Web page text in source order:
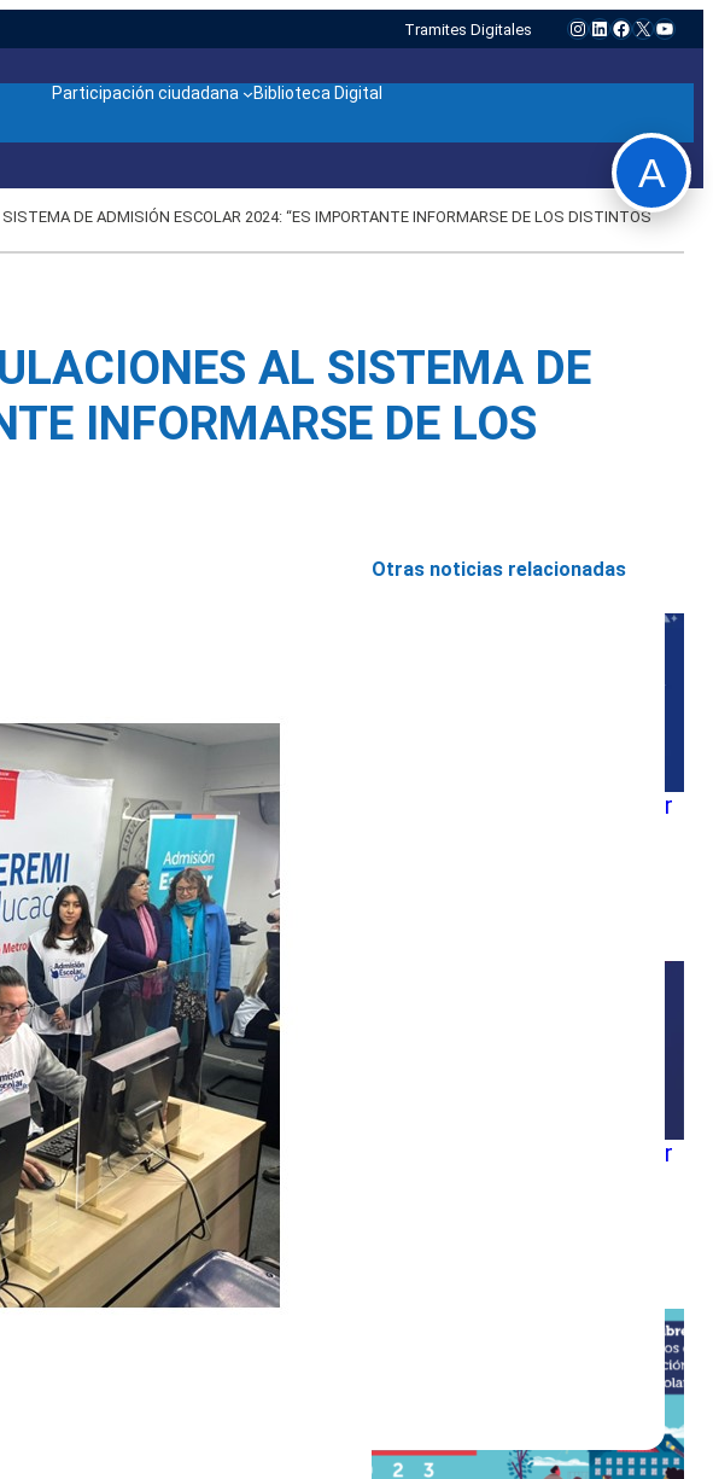
Tramites Digitales Instagram
LinkedIn
Facebook
X
Participación ciudadana
Biblioteca Digital
DE ADMISIÓN ESCOLAR 2024: “ES IMPORTANTE INFORMARSE DE LOS DISTINTOS
AL SISTEMA DE
INFORMARSE DE LOS
Otras noticias relacionadas
Sistema de Admisión Escolar
Sistema de Admisión Escolar
A